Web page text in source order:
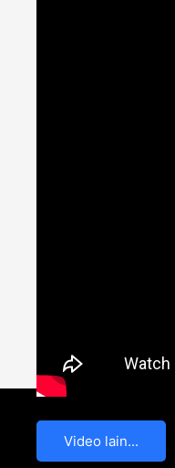
Video lain...